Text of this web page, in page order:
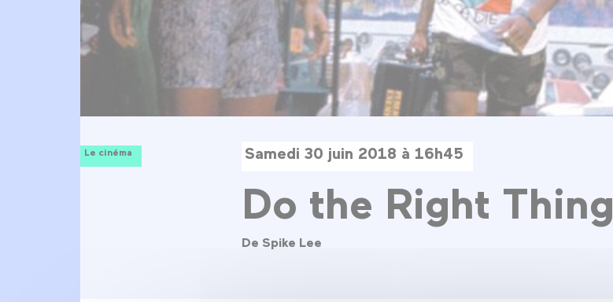
Le cinéma Samedi 30 juin 2018 à 16h45
Do the Right Thing
De Spike Lee